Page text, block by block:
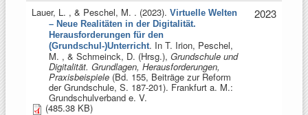
Lauer, L. , & Peschel, M. . (2023). Virtuelle Welten
– Neue Realitäten in der Digitalität.
Herausforderungen für den
(Grundschul-)Unterricht. In T. Irion, Peschel,
M. , & Schmeinck, D. (Hrsg.), Grundschule und
Digitalität. Grundlagen, Herausforderungen,
Praxisbeispiele (Bd. 155, Beiträge zur Reform
der Grundschule, S. 187-201). Frankfurt a. M.:
Grundschulverband e. V.
(485.38 KB)
2023